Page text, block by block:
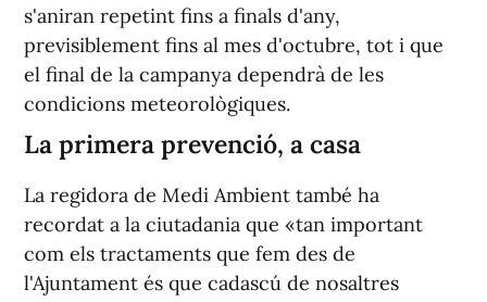
s'aniran repetint fins a finals d'any,
previsiblement fins al mes d'octubre, tot i que
el final de la campanya dependrà de les
condicions meteorològiques.
La primera prevenció, a casa
La regidora de Medi Ambient també ha
recordat a la ciutadania que «tan important
com els tractaments que fem des de
l'Ajuntament és que cadascú de nosaltres